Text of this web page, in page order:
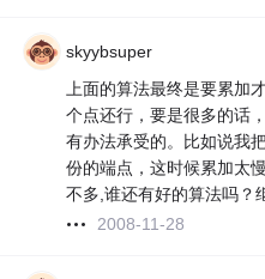
skyybsuper
上面的算法最终是要累加
个点还行，要是很多的话
有办法承受的。比如说我
份的端点，这时候累加太
不多,谁还有好的算法吗？
2008-11-28